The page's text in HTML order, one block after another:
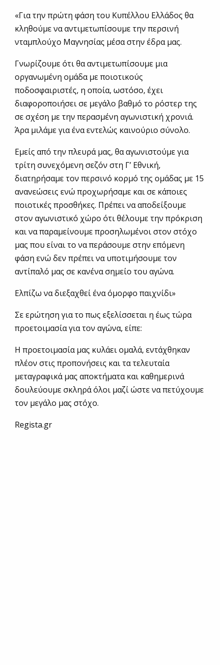
«Για την πρώτη φάση του Κυπέλλου Ελλάδος θα
κληθούμε να αντιμετωπίσουμε την περσινή
νταμπλούχο Μαγνησίας μέσα στην έδρα μας.
Γνωρίζουμε ότι θα αντιμετωπίσουμε μια
οργανωμένη ομάδα με ποιοτικούς
ποδοσφαιριστές, η οποία, ωστόσο, έχει
διαφοροποιήσει σε μεγάλο βαθμό το ρόστερ της
σε σχέση με την περασμένη αγωνιστική χρονιά.
Άρα μιλάμε για ένα εντελώς καινούριο σύνολο.
Εμείς από την πλευρά μας, θα αγωνιστούμε για
τρίτη συνεχόμενη σεζόν στη Γ’ Εθνική,
διατηρήσαμε τον περσινό κορμό της ομάδας με 15
ανανεώσεις ενώ προχωρήσαμε και σε κάποιες
ποιοτικές προσθήκες. Πρέπει να αποδείξουμε
στον αγωνιστικό χώρο ότι θέλουμε την πρόκριση
και να παραμείνουμε προσηλωμένοι στον στόχο
μας που είναι το να περάσουμε στην επόμενη
φάση ενώ δεν πρέπει να υποτιμήσουμε τον
αντίπαλό μας σε κανένα σημείο του αγώνα.
Ελπίζω να διεξαχθεί ένα όμορφο παιχνίδι»
Σε ερώτηση για το πως εξελίσσεται η έως τώρα
προετοιμασία για τον αγώνα, είπε:
Η προετοιμασία μας κυλάει ομαλά, εντάχθηκαν
πλέον στις προπονήσεις και τα τελευταία
μεταγραφικά μας αποκτήματα και καθημερινά
δουλεύουμε σκληρά όλοι μαζί ώστε να πετύχουμε
τον μεγάλο μας στόχο.
Regista.gr